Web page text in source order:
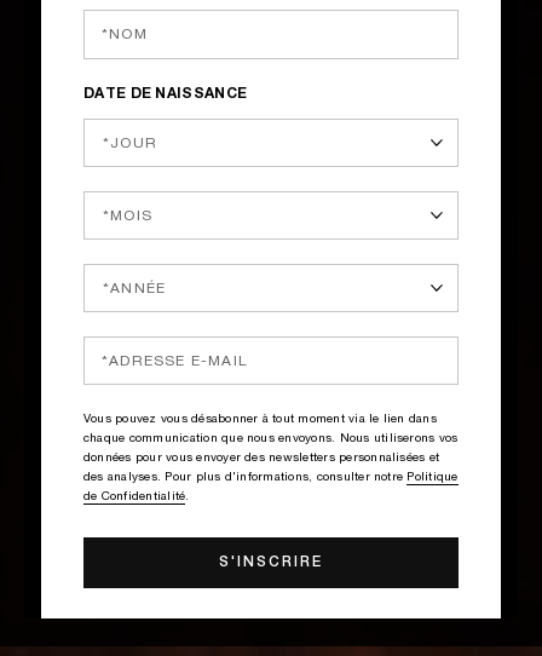
DATE DE NAISSANCE
Vous pouvez vous désabonner à tout moment via le lien dans
chaque communication que nous envoyons. Nous utiliserons vos
données pour vous envoyer des newsletters personnalisées et
des analyses. Pour plus d'informations, consulter notre Politique
de Confidentialité.